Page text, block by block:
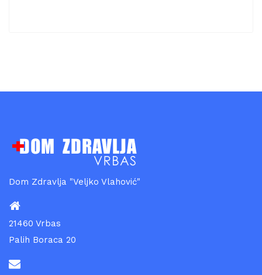
Dom Zdravlja "Veljko Vlahović"
21460 Vrbas
Palih Boraca 20